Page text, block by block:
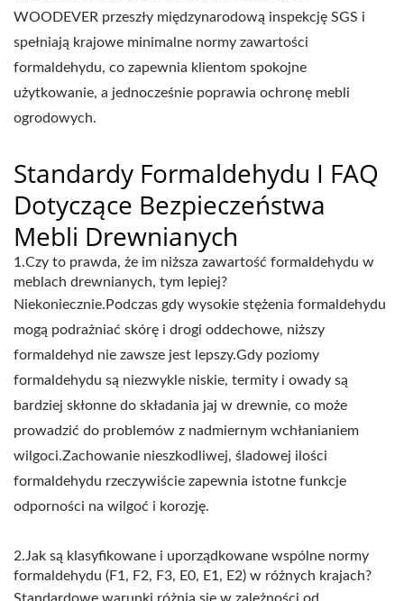
WOODEVER przeszły międzynarodową inspekcję SGS i
spełniają krajowe minimalne normy zawartości
formaldehydu, co zapewnia klientom spokojne
użytkowanie, a jednocześnie poprawia ochronę mebli
ogrodowych.
Standardy Formaldehydu I FAQ
Dotyczące Bezpieczeństwa
Mebli Drewnianych
1.Czy to prawda, że im niższa zawartość formaldehydu w
meblach drewnianych, tym lepiej?
Niekoniecznie.Podczas gdy wysokie stężenia formaldehydu
mogą podrażniać skórę i drogi oddechowe, niższy
formaldehyd nie zawsze jest lepszy.Gdy poziomy
formaldehydu są niezwykle niskie, termity i owady są
bardziej skłonne do składania jaj w drewnie, co może
prowadzić do problemów z nadmiernym wchłanianiem
wilgoci.Zachowanie nieszkodliwej, śladowej ilości
formaldehydu rzeczywiście zapewnia istotne funkcje
odporności na wilgoć i korozję.
2.Jak są klasyfikowane i uporządkowane wspólne normy
formaldehydu (F1, F2, F3, E0, E1, E2) w różnych krajach?